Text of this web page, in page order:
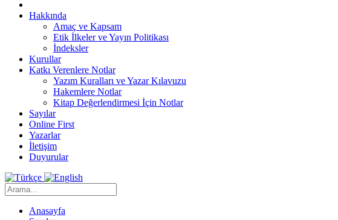
Hakkında
Amaç ve Kapsam
Etik İlkeler ve Yayın Politikası
İndeksler
Kurullar
Katkı Verenlere Notlar
Yazım Kuralları ve Yazar Kılavuzu
Hakemlere Notlar
Kitap Değerlendirmesi İçin Notlar
Sayılar
Online First
Yazarlar
İletişim
Duyurular
Anasayfa